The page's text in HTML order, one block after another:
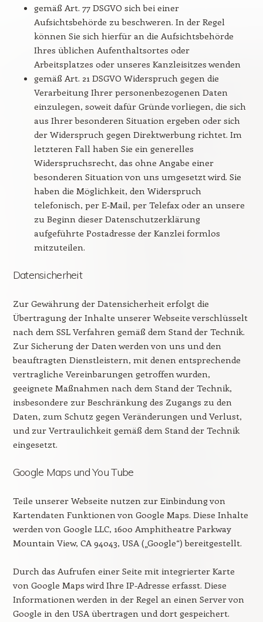
gemäß Art. 77 DSGVO sich bei einer
Aufsichtsbehörde zu beschweren. In der Regel
können Sie sich hierfür an die Aufsichtsbehörde
Ihres üblichen Aufenthaltsortes oder
Arbeitsplatzes oder unseres Kanzleisitzes wenden
gemäß Art. 21 DSGVO Widerspruch gegen die
Verarbeitung Ihrer personenbezogenen Daten
einzulegen, soweit dafür Gründe vorliegen, die sich
aus Ihrer besonderen Situation ergeben oder sich
der Widerspruch gegen Direktwerbung richtet. Im
letzteren Fall haben Sie ein generelles
Widerspruchsrecht, das ohne Angabe einer
besonderen Situation von uns umgesetzt wird. Sie
haben die Möglichkeit, den Widerspruch
telefonisch, per E-Mail, per Telefax oder an unsere
zu Beginn dieser Datenschutzerklärung
aufgeführte Postadresse der Kanzlei formlos
mitzuteilen.
Datensicherheit
Zur Gewährung der Datensicherheit erfolgt die
Übertragung der Inhalte unserer Webseite verschlüsselt
nach dem SSL Verfahren gemäß dem Stand der Technik.
Zur Sicherung der Daten werden von uns und den
beauftragten Dienstleistern, mit denen entsprechende
vertragliche Vereinbarungen getroffen wurden,
geeignete Maßnahmen nach dem Stand der Technik,
insbesondere zur Beschränkung des Zugangs zu den
Daten, zum Schutz gegen Veränderungen und Verlust,
und zur Vertraulichkeit gemäß dem Stand der Technik
eingesetzt.
Google Maps und You Tube
Teile unserer Webseite nutzen zur Einbindung von
Kartendaten Funktionen von Google Maps. Diese Inhalte
werden von Google LLC, 1600 Amphitheatre Parkway
Mountain View, CA 94043, USA („Google“) bereitgestellt.
Durch das Aufrufen einer Seite mit integrierter Karte
von Google Maps wird Ihre IP-Adresse erfasst. Diese
Informationen werden in der Regel an einen Server von
Google in den USA übertragen und dort gespeichert.